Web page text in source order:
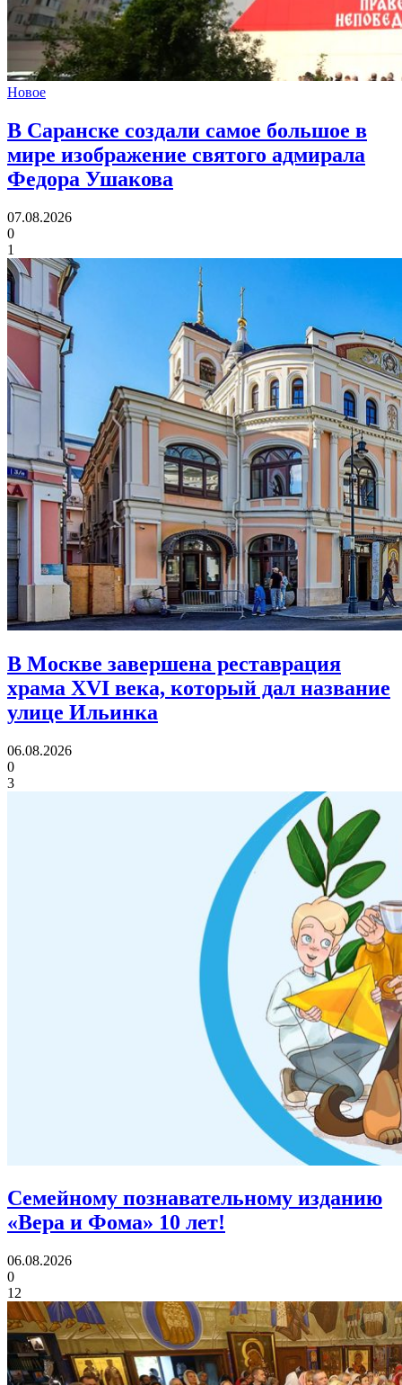
Новое
В Саранске создали самое большое в
мире изображение святого адмирала
Федора Ушакова
07.08.2026
0
1
В Москве завершена реставрация
храма XVI века, который дал название
улице Ильинка
06.08.2026
0
3
Семейному познавательному изданию
«Вера и Фома» 10 лет!
06.08.2026
0
12